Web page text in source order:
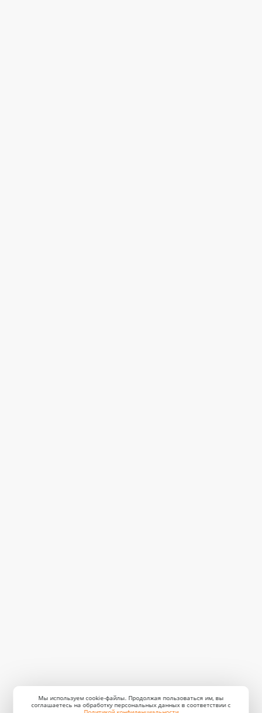
Мы используем cookie-файлы. Продолжая пользоваться им, вы
соглашаетесь на обработку персональных данных в соответствии с